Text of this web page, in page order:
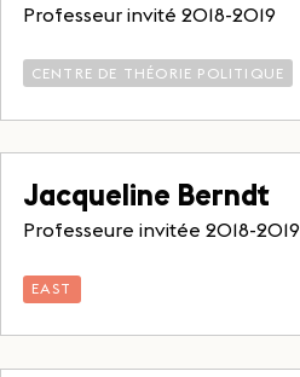
Professeur invité 2018-2019
CENTRE DE THÉORIE POLITIQUE
Jacqueline Berndt
Professeure invitée 2018-2019
EAST